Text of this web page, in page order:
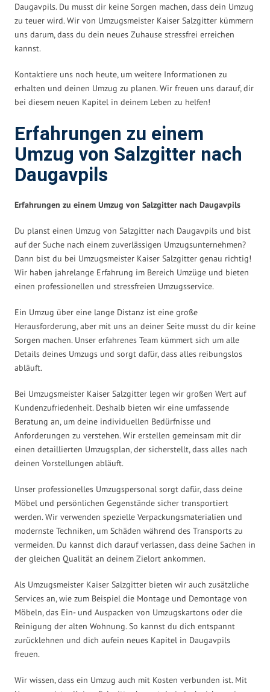
Daugavpils. Du musst dir keine Sorgen machen, dass dein Umzug
zu teuer wird. Wir von Umzugsmeister Kaiser Salzgitter kümmern
uns darum, dass du dein neues Zuhause stressfrei erreichen
kannst.
Kontaktiere uns noch heute, um weitere Informationen zu
erhalten und deinen Umzug zu planen. Wir freuen uns darauf, dir
bei diesem neuen Kapitel in deinem Leben zu helfen!
Erfahrungen zu einem
Umzug von Salzgitter nach
Daugavpils
Erfahrungen zu einem Umzug von Salzgitter nach Daugavpils
Du planst einen Umzug von Salzgitter nach Daugavpils und bist
auf der Suche nach einem zuverlässigen Umzugsunternehmen?
Dann bist du bei Umzugsmeister Kaiser Salzgitter genau richtig!
Wir haben jahrelange Erfahrung im Bereich Umzüge und bieten
einen professionellen und stressfreien Umzugsservice.
Ein Umzug über eine lange Distanz ist eine große
Herausforderung, aber mit uns an deiner Seite musst du dir keine
Sorgen machen. Unser erfahrenes Team kümmert sich um alle
Details deines Umzugs und sorgt dafür, dass alles reibungslos
abläuft.
Bei Umzugsmeister Kaiser Salzgitter legen wir großen Wert auf
Kundenzufriedenheit. Deshalb bieten wir eine umfassende
Beratung an, um deine individuellen Bedürfnisse und
Anforderungen zu verstehen. Wir erstellen gemeinsam mit dir
einen detaillierten Umzugsplan, der sicherstellt, dass alles nach
deinen Vorstellungen abläuft.
Unser professionelles Umzugspersonal sorgt dafür, dass deine
Möbel und persönlichen Gegenstände sicher transportiert
werden. Wir verwenden spezielle Verpackungsmaterialien und
modernste Techniken, um Schäden während des Transports zu
vermeiden. Du kannst dich darauf verlassen, dass deine Sachen in
der gleichen Qualität an deinem Zielort ankommen.
Als Umzugsmeister Kaiser Salzgitter bieten wir auch zusätzliche
Services an, wie zum Beispiel die Montage und Demontage von
Möbeln, das Ein- und Auspacken von Umzugskartons oder die
Reinigung der alten Wohnung. So kannst du dich entspannt
zurücklehnen und dich aufein neues Kapitel in Daugavpils
freuen.
Wir wissen, dass ein Umzug auch mit Kosten verbunden ist. Mit